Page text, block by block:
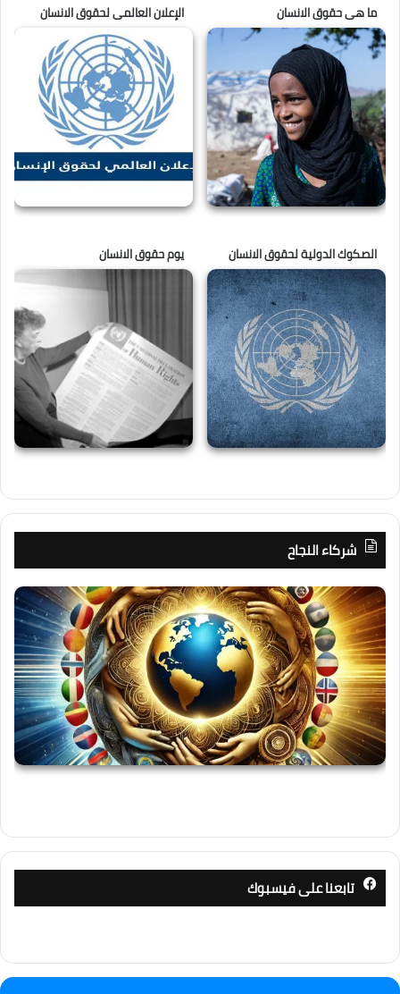
ما هى حقوق الانسان الإعلان العالمى لحقوق الانسان
الصكوك الدولية لحقوق الانسان يوم حقوق الانسان
شركاء النجاح
تابعنا على فيسبوك